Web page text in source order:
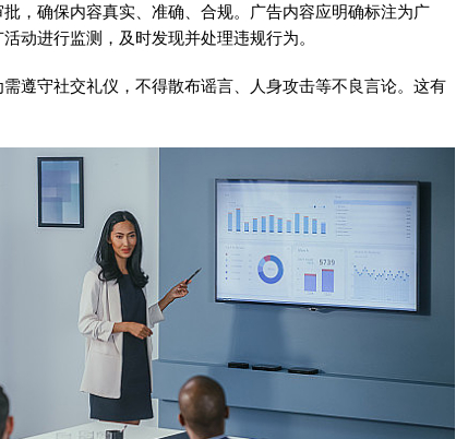
，确保内容真实、准确、合规。广告内容应明确标注为广
动进行监测，及时发现并处理违规行为。
遵守社交礼仪，不得散布谣言、人身攻击等不良言论。这有